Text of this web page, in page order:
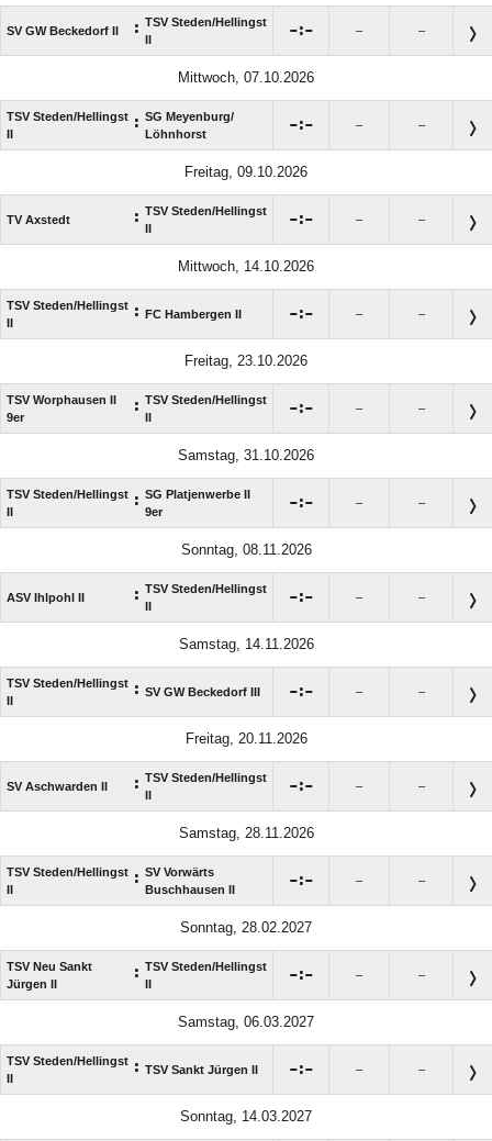
SV GW Beckedorf II : TSV Steden/​Hellingst
II
: – –
Mittwoch, 07.10.2026
TSV Steden/​Hellingst
II
: SG Meyenburg/​
Löhnhorst
: – –
Freitag, 09.10.2026
TV Axstedt : TSV Steden/​Hellingst
II
: – –
Mittwoch, 14.10.2026
TSV Steden/​Hellingst
II
: FC Hambergen II : – –
Freitag, 23.10.2026
TSV Worphausen II
9er
: TSV Steden/​Hellingst
II
: – –
Samstag, 31.10.2026
TSV Steden/​Hellingst
II
: SG Platjenwerbe II
9er
: – –
Sonntag, 08.11.2026
ASV Ihlpohl II : TSV Steden/​Hellingst
II
: – –
Samstag, 14.11.2026
TSV Steden/​Hellingst
II
: SV GW Beckedorf III : – –
Freitag, 20.11.2026
SV Aschwarden II : TSV Steden/​Hellingst
II
: – –
Samstag, 28.11.2026
TSV Steden/​Hellingst
II
: SV Vorwärts
Buschhausen II
: – –
Sonntag, 28.02.2027
TSV Neu Sankt
Jürgen II
: TSV Steden/​Hellingst
II
: – –
Samstag, 06.03.2027
TSV Steden/​Hellingst
II
: TSV Sankt Jürgen II : – –
Sonntag, 14.03.2027